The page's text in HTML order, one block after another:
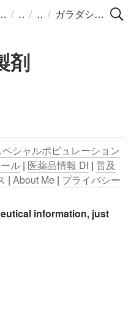
/ / / ガラダシマブ製剤
剤
ペシャルポピュレーション
ル | 医薬品情報 DI | 普及
| About Me | プライバシー
information, just